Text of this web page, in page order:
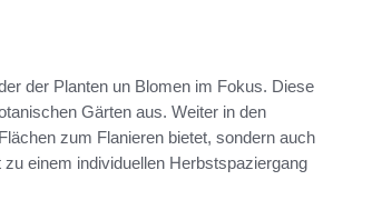
der Planten un Blomen im Fokus. Diese
Gärten aus. Weiter in den
zum Flanieren bietet, sondern auch
einem individuellen Herbstspaziergang